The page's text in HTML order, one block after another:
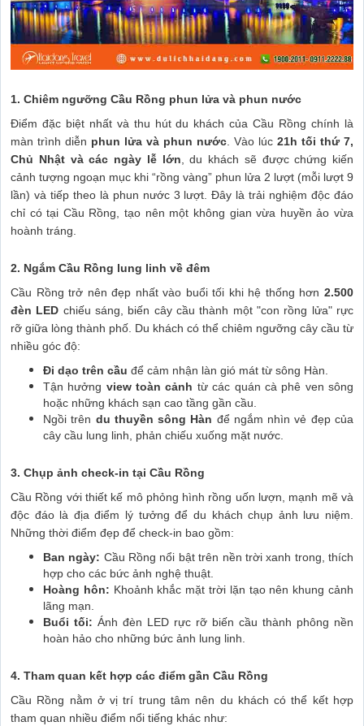
1. Chiêm ngưỡng Cầu Rồng phun lửa và phun nước
Điểm đặc biệt nhất và thu hút du khách của Cầu Rồng chính là
màn trình diễn phun lửa và phun nước. Vào lúc 21h tối thứ 7,
Chủ Nhật và các ngày lễ lớn, du khách sẽ được chứng kiến
cảnh tượng ngoạn mục khi “rồng vàng” phun lửa 2 lượt (mỗi lượt 9
lần) và tiếp theo là phun nước 3 lượt. Đây là trải nghiệm độc đáo
chỉ có tại Cầu Rồng, tạo nên một không gian vừa huyền ảo vừa
hoành tráng.
2. Ngắm Cầu Rồng lung linh về đêm
Cầu Rồng trở nên đẹp nhất vào buổi tối khi hệ thống hơn 2.500
đèn LED chiếu sáng, biến cây cầu thành một "con rồng lửa" rực
rỡ giữa lòng thành phố. Du khách có thể chiêm ngưỡng cây cầu từ
nhiều góc độ:
Đi dạo trên cầu để cảm nhận làn gió mát từ sông Hàn.
Tận hưởng view toàn cảnh từ các quán cà phê ven sông
hoặc những khách sạn cao tầng gần cầu.
Ngồi trên du thuyền sông Hàn để ngắm nhìn vẻ đẹp của
cây cầu lung linh, phản chiếu xuống mặt nước.
3. Chụp ảnh check-in tại Cầu Rồng
Cầu Rồng với thiết kế mô phỏng hình rồng uốn lượn, mạnh mẽ và
độc đáo là địa điểm lý tưởng để du khách chụp ảnh lưu niệm.
Những thời điểm đẹp để check-in bao gồm:
Ban ngày: Cầu Rồng nổi bật trên nền trời xanh trong, thích
hợp cho các bức ảnh nghệ thuật.
Hoàng hôn: Khoảnh khắc mặt trời lặn tạo nên khung cảnh
lãng mạn.
Buổi tối: Ánh đèn LED rực rỡ biến cầu thành phông nền
hoàn hảo cho những bức ảnh lung linh.
4. Tham quan kết hợp các điểm gần Cầu Rồng
Cầu Rồng nằm ở vị trí trung tâm nên du khách có thể kết hợp
tham quan nhiều điểm nổi tiếng khác như: